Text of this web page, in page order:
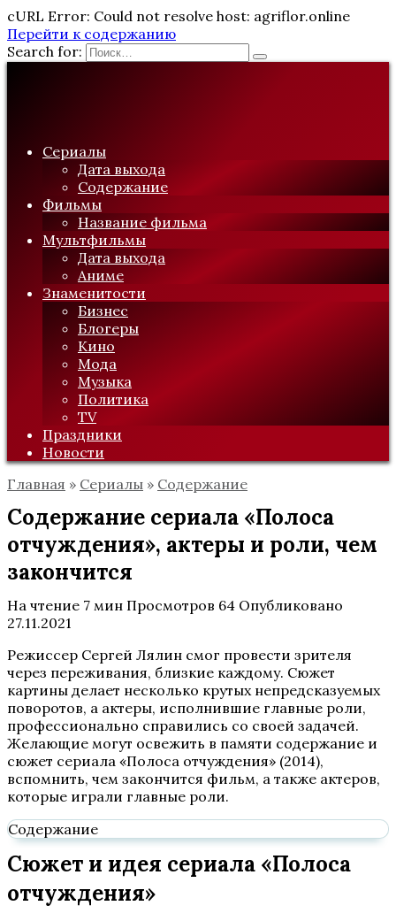
cURL Error: Could not resolve host: agriflor.online
Перейти к содержанию
Search for:
Сериалы
Дата выхода
Содержание
Фильмы
Название фильма
Мультфильмы
Дата выхода
Аниме
Знаменитости
Бизнес
Блогеры
Кино
Мода
Музыка
Политика
TV
Праздники
Новости
Главная » Сериалы » Содержание
Содержание сериала «Полоса
отчуждения», актеры и роли, чем
закончится
На чтение 7 мин Просмотров 64 Опубликовано
27.11.2021
Режиссер Сергей Лялин смог провести зрителя
через переживания, близкие каждому. Сюжет
картины делает несколько крутых непредсказуемых
поворотов, а актеры, исполнившие главные роли,
профессионально справились со своей задачей.
Желающие могут освежить в памяти содержание и
сюжет сериала «Полоса отчуждения» (2014),
вспомнить, чем закончится фильм, а также актеров,
которые играли главные роли.
Содержание
Сюжет и идея сериала «Полоса
отчуждения»